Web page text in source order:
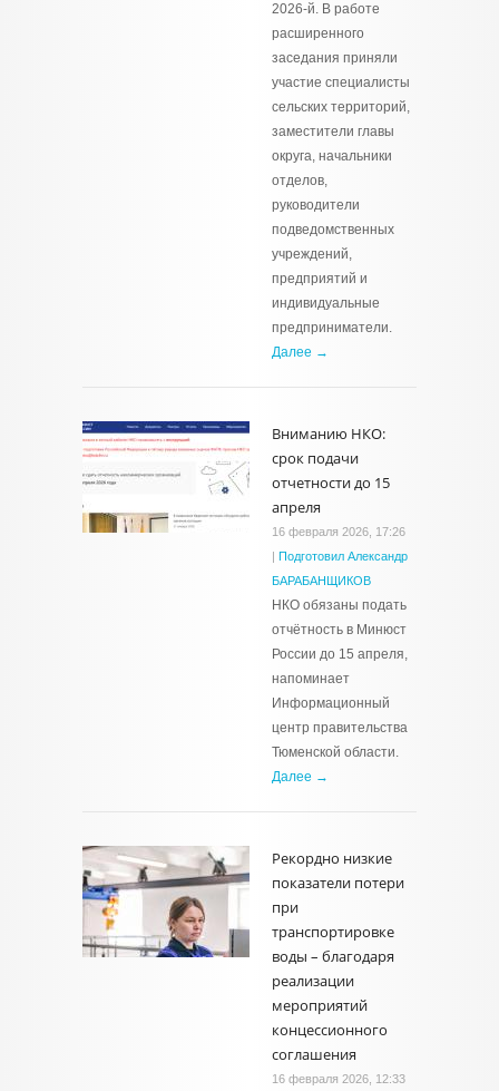
2026-й. В работе
расширенного
заседания приняли
участие специалисты
сельских территорий,
заместители главы
округа, начальники
отделов,
руководители
подведомственных
учреждений,
предприятий и
индивидуальные
предприниматели.
Далее →
Вниманию НКО:
срок подачи
отчетности до 15
апреля
16 февраля 2026, 17:26
| Подготовил Александр
БАРАБАНЩИКОВ
НКО обязаны подать
отчётность в Минюст
России до 15 апреля,
напоминает
Информационный
центр правительства
Тюменской области.
Далее →
Рекордно низкие
показатели потери
при
транспортировке
воды – благодаря
реализации
мероприятий
концессионного
соглашения
16 февраля 2026, 12:33